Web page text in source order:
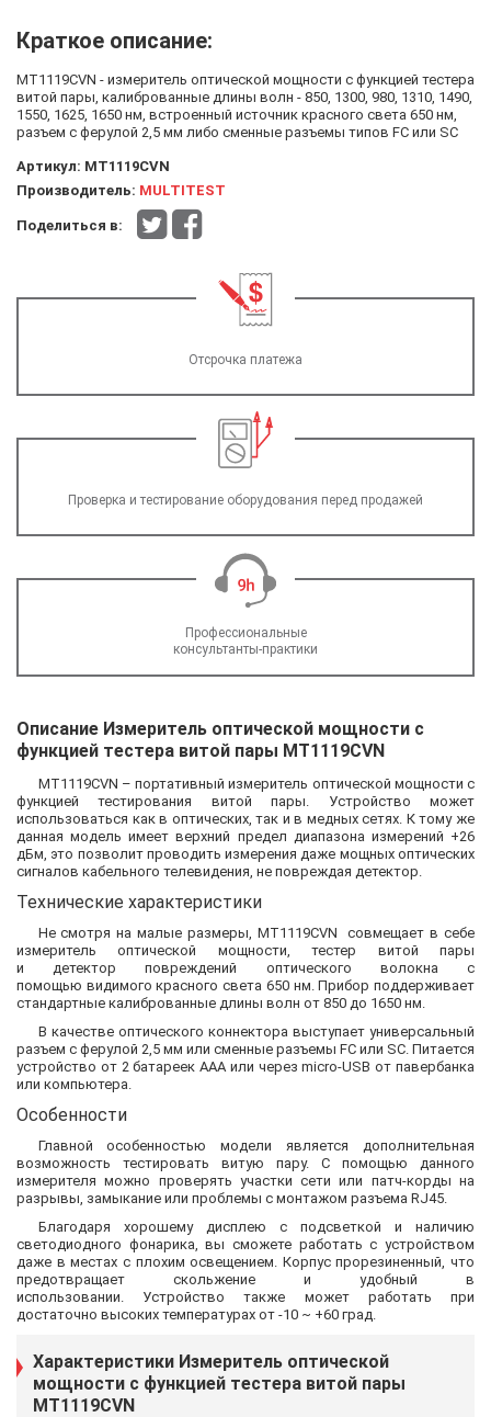
Краткое описание:
MT1119CVN - измеритель оптической мощности с функцией тестера
витой пары, калиброванные длины волн - 850, 1300, 980, 1310, 1490,
1550, 1625, 1650 нм, встроенный источник красного света 650 нм,
разъем с ферулой 2,5 мм либо сменные разъемы типов FC или SC
Артикул: MT1119CVN
Производитель: MULTITEST
Поделиться в:
Отсрочка платежа
Проверка и тестирование оборудования перед продажей
Профессиональные
консультанты-практики
Описание Измеритель оптической мощности с
функцией тестера витой пары MT1119CVN
MT1119CVN – портативный измеритель оптической мощности с
функцией тестирования витой пары. Устройство может
использоваться как в оптических, так и в медных сетях. К тому же
данная модель имеет верхний предел диапазона измерений +26
дБм, это позволит проводить измерения даже мощных оптических
сигналов кабельного телевидения, не повреждая детектор.
Технические характеристики
Не смотря на малые размеры, MT1119CVN совмещает в себе
измеритель оптической мощности, тестер витой пары
и детектор повреждений оптического волокна с
помощью видимого красного света 650 нм. Прибор поддерживает
стандартные калиброванные длины волн от 850 до 1650 нм.
В качестве оптического коннектора выступает универсальный
разъем с ферулой 2,5 мм или сменные разъемы FC или SC. Питается
устройство от 2 батареек ААА или через micro-USB от павербанка
или компьютера.
Особенности
Главной особенностью модели является дополнительная
возможность тестировать витую пару. С помощью данного
измерителя можно проверять участки сети или патч-корды на
разрывы, замыкание или проблемы с монтажом разъема RJ45.
Благодаря хорошему дисплею с подсветкой и наличию
светодиодного фонарика, вы сможете работать с устройством
даже в местах с плохим освещением. Корпус прорезиненный, что
предотвращает скольжение и удобный в
использовании. Устройство также может работать при
достаточно высоких температурах от -10 ~ +60 град.
Характеристики Измеритель оптической
мощности с функцией тестера витой пары
MT1119CVN